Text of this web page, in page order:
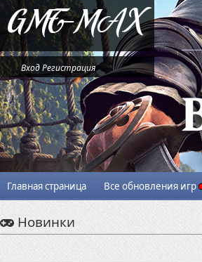
ВходРегистрация
Главная страница Все обновления игр
Новинки